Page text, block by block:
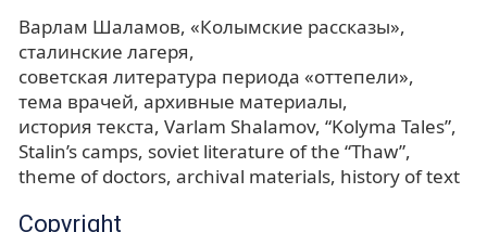
Варлам Шаламов «Колымские рассказы»
сталинские лагеря
советская литература периода «оттепели»
тема врачей архивные материалы
история текста Varlam Shalamov “Kolyma Tales”
Stalin’s camps soviet literature of the “Thaw”
theme of doctors archival materials history of text
Copyright